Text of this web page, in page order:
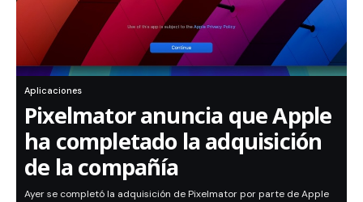
Aplicaciones
Pixelmator anuncia que Apple
ha completado la adquisición
de la compañía
Ayer se completó la adquisición de Pixelmator por parte de Apple